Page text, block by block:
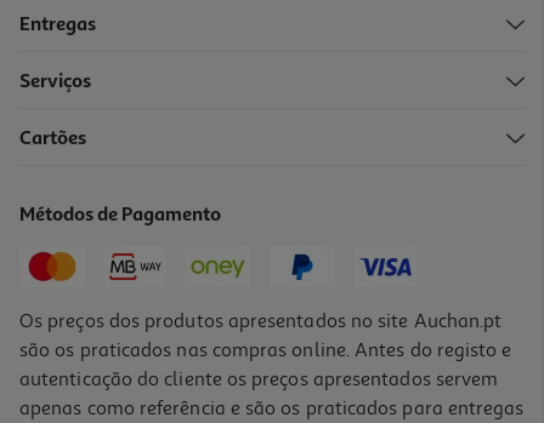
Entregas
Serviços
Cartões
Métodos de Pagamento
Os preços dos produtos apresentados no site Auchan.pt
são os praticados nas compras online. Antes do registo e
autenticação do cliente os preços apresentados servem
apenas como referência e são os praticados para entregas